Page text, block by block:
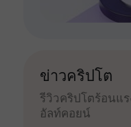
ข่าวคริปโต
รีวิวคริปโตร้อนแร
อัลท์คอยน์